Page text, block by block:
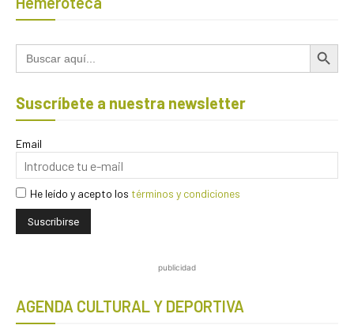
Buscar: Botón de
Suscríbete a nuestra newsletter
Email
He leído y acepto los términos y condiciones
publicidad
AGENDA CULTURAL Y DEPORTIVA